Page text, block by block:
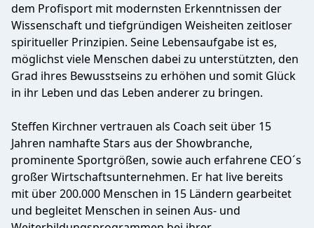
dem Profisport mit modernsten Erkenntnissen der
Wissenschaft und tiefgründigen Weisheiten zeitloser
spiritueller Prinzipien. Seine Lebensaufgabe ist es,
möglichst viele Menschen dabei zu unterstützten, den
Grad ihres Bewusstseins zu erhöhen und somit Glück
in ihr Leben und das Leben anderer zu bringen.
Steffen Kirchner vertrauen als Coach seit über 15
Jahren namhafte Stars aus der Showbranche,
prominente Sportgrößen, sowie auch erfahrene CEO´s
großer Wirtschaftsunternehmen. Er hat live bereits
mit über 200.000 Menschen in 15 Ländern gearbeitet
und begleitet Menschen in seinen Aus- und